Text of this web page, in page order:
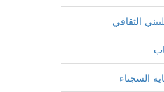
الثقافي
السجناء